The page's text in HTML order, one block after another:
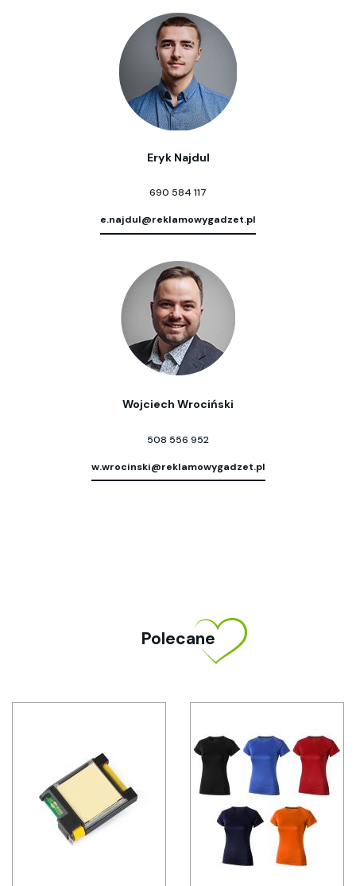
Eryk Najdul
690 584 117
e.najdul@reklamowygadzet.pl
Wojciech Wrociński
508 556 952
w.wrocinski@reklamowygadzet.pl
Polecane